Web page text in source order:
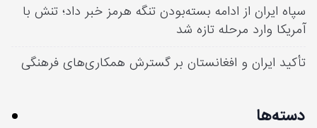
سپاه ایران از ادامه بسته‌بودن تنگه هرمز خبر داد؛ تنش با
آمریکا وارد مرحله تازه شد
تأکید ایران و افغانستان بر گسترش همکاری‌های فرهنگی
دسته‌ها